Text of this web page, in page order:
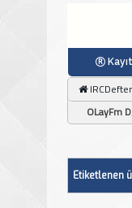
OLayFm
Etiketlenen